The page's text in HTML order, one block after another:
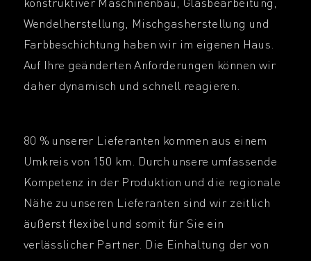
Wendelherstellung, Mischgasherstellung und
Farbbeschichtung haben wir im eigenen Haus.
Auf Ihre geänderten Anforderungen können wir
daher dynamisch und schnell reagieren.
80 % unserer Lieferanten kommen aus einem
Umkreis von 150 km. Durch unsere umfassende
Kompetenz in der Produktion und die regionale
Nähe zu unseren Lieferanten sind wir zeitlich
äußerst flexibel und somit für Sie ein
verlässlicher Partner. Die Einhaltung der von